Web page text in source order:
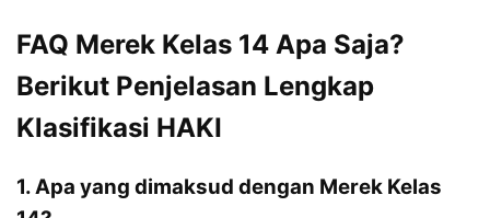
FAQ Merek Kelas 14 Apa Saja?
Berikut Penjelasan Lengkap
Klasifikasi HAKI
1. Apa yang dimaksud dengan Merek Kelas